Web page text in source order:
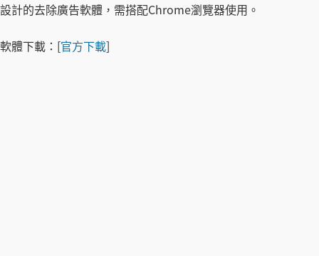
設計的去除廣告軟體，需搭配Chrome瀏覽器使用。
軟體下載： [官方下載]